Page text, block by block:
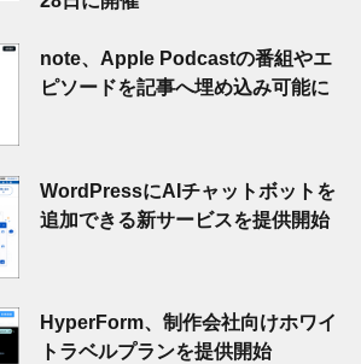
note、Apple Podcastの番組やエ
ピソードを記事へ埋め込み可能に
WordPressにAIチャットボットを
追加できる新サービスを提供開始
HyperForm、制作会社向けホワイ
トラベルプランを提供開始